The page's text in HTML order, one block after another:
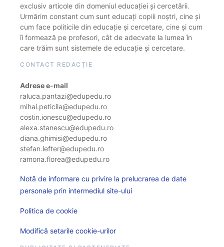
exclusiv articole din domeniul educației și cercetării.
Urmărim constant cum sunt educați copiii noștri, cine și
cum face politicile din educație și cercetare, cine și cum
îi formează pe profesori, cât de adecvate la lumea în
care trăim sunt sistemele de educație și cercetare.
CONTACT REDACȚIE
Adrese e-mail
raluca.pantazi@edupedu.ro
mihai.peticila@edupedu.ro
costin.ionescu@edupedu.ro
alexa.stanescu@edupedu.ro
diana.ghimisi@edupedu.ro
stefan.lefter@edupedu.ro
ramona.florea@edupedu.ro
Notă de informare cu privire la prelucrarea de date
personale prin intermediul site-ului
Politica de cookie
Modifică setarile cookie-urilor